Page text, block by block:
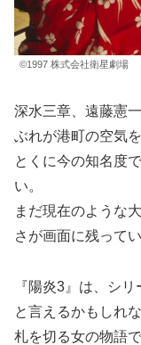
©1997 株式会社衛星劇場
深水三章、遠藤憲
ぶれが港町の空気を
とくに今の知名度
い。
まだ現在のような
さが画面に残ってい
『陽炎3』は、シ
と言えるかもしれな
札を切る女の物語